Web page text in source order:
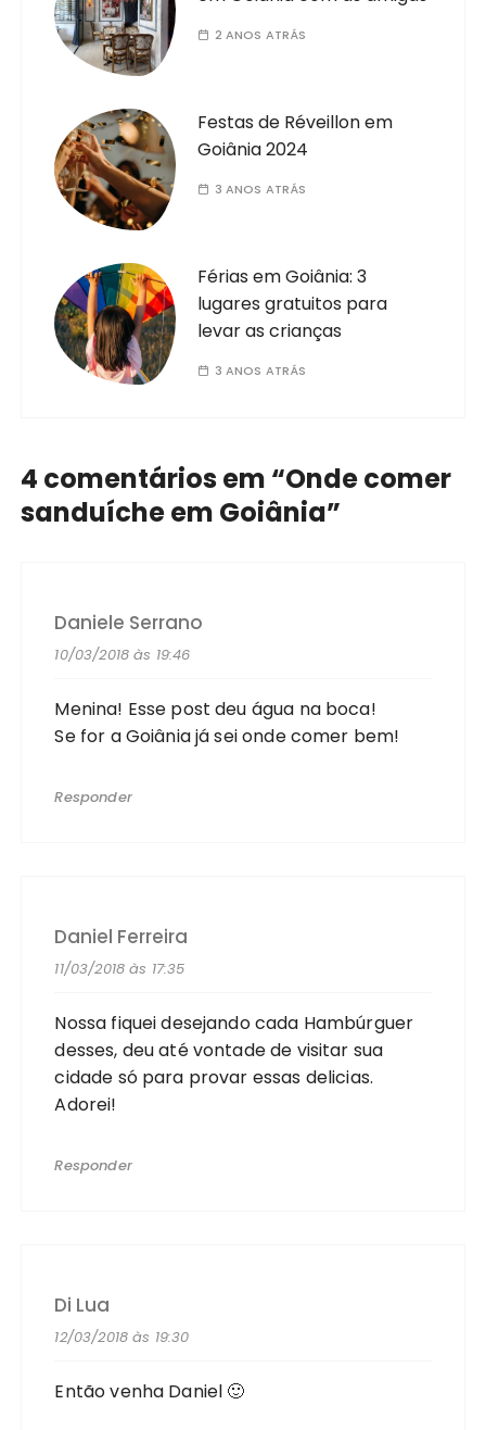
2 ANOS ATRÁS
Festas de Réveillon em
Goiânia 2024
3 ANOS ATRÁS
Férias em Goiânia: 3
lugares gratuitos para
levar as crianças
3 ANOS ATRÁS
4 comentários em “Onde comer
sanduíche em Goiânia”
Daniele Serrano
10/03/2018 às 19:46
Menina! Esse post deu água na boca!
Se for a Goiânia já sei onde comer bem!
Responder
Daniel Ferreira
11/03/2018 às 17:35
Nossa fiquei desejando cada Hambúrguer
desses, deu até vontade de visitar sua
cidade só para provar essas delicias.
Adorei!
Responder
Di Lua
12/03/2018 às 19:30
Então venha Daniel 🙂